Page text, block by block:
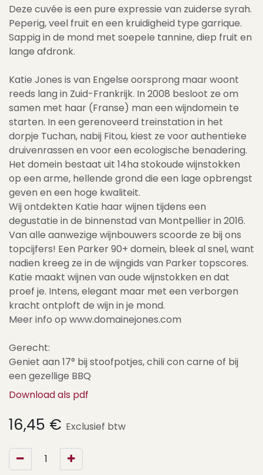
Deze cuvée is een pure expressie van zuiderse syrah.
Peperig, veel fruit en een kruidigheid type garrique.
Sappig in de mond met soepele tannine, diep fruit en
lange afdronk.
Katie Jones is van Engelse oorsprong maar woont
reeds lang in Zuid-Frankrijk. In 2008 besloot ze om
samen met haar (Franse) man een wijndomein te
starten. In een gerenoveerd treinstation in het
dorpje Tuchan, nabij Fitou, kiest ze voor authentieke
druivenrassen en voor een ecologische benadering.
Het domein bestaat uit 14ha stokoude wijnstokken
op een arme, hellende grond die een lage opbrengst
geven en een hoge kwaliteit.
Wij ontdekten Katie haar wijnen tijdens een
degustatie in de binnenstad van Montpellier in 2016.
Van alle aanwezige wijnbouwers scoorde ze bij ons
topcijfers! Een Parker 90+ domein, bleek al snel, want
nadien kreeg ze in de wijngids van Parker topscores.
Katie maakt wijnen van oude wijnstokken en dat
proef je. Intens, elegant maar met een verborgen
kracht ontploft de wijn in je mond.
Meer info op www.domainejones.com
Gerecht:
Geniet aan 17° bij stoofpotjes, chili con carne of bij
een gezellige BBQ
Download als pdf
16,45 € Exclusief btw